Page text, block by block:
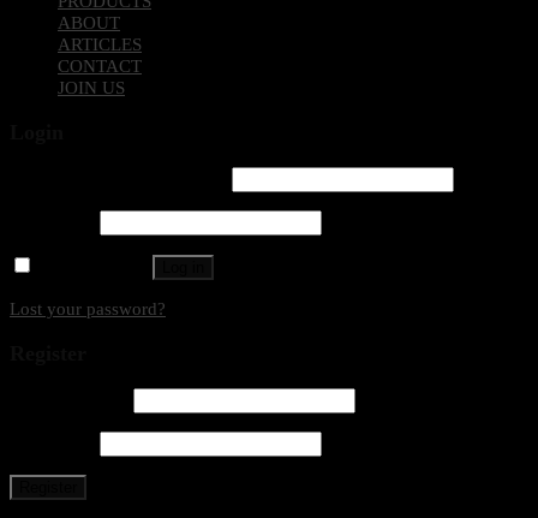
ABOUT
ARTICLES
CONTACT
JOIN US
Lost your password?